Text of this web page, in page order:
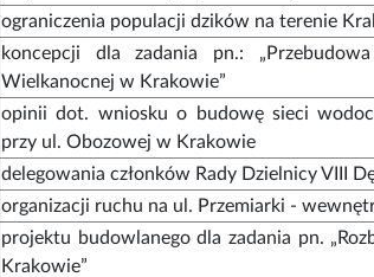
ograniczenia populacji dzików na terenie
koncepcji dla zadania pn.:
Wielkanocnej w Krakowie”
opinii dot. wniosku o budowę sieci
przy ul. Obozowej w Krakowie
delegowania członków Rady Dzielnicy VIII
organizacji ruchu na ul. Przemiarki -
projektu budowlanego dla zadania pn.
Krakowie”